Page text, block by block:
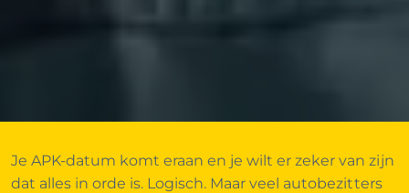
Je APK-datum komt eraan en je wilt er zeker van zijn
dat alles in orde is. Logisch. Maar veel autobezitters